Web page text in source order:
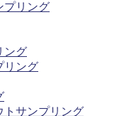
プリング
ング
リング
トサンプリング